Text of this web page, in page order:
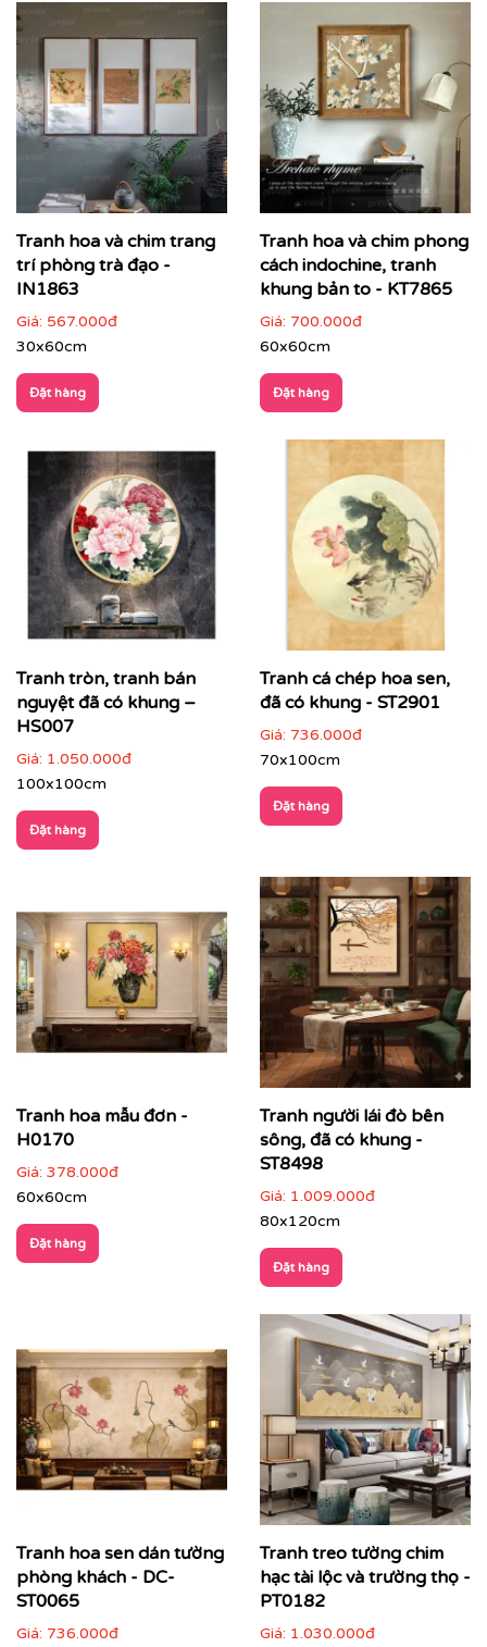
Tông màu trầm ấm
: Be, nâu, vàng nghệ, xám
khói… tạo cảm giác ấm cúng, dễ chịu.
Họa tiết tinh tế: hoa văn sen, rồng phượng, cảnh
làng quê, cây cối thanh nhã, mang đậm văn hóa Á
Đông.
Bố cục cân đối – tinh giản
: dễ dàng kết hợp với
nhiều phong cách nội thất từ cổ điển, bán cổ điển
Chất liệu mộc mạc nhưng tinh xảo: gợi nhớ không
gian Indochine xưa, nâng tầm gu thẩm mỹ cho
không gian sống và làm việc.
Tranh Indochine phù hợp với nhiều loại không gian:
: tạo điểm nhấn sang trọng, ấm áp, dễ
thu hút ánh nhìn ngay từ cửa ra vào.
Tranh hoa và chim trang
trí phòng trà đạo -
IN1863
Giá: 567.000đ
30x60cm
Đặt hàng
Tranh hoa và chim phong
cách indochine, tranh
khung bản to - KT7865
Giá: 700.000đ
60x60cm
Đặt hàng
Tranh tròn, tranh bán
nguyệt đã có khung –
HS007
Giá: 1.050.000đ
100x100cm
Đặt hàng
Tranh cá chép hoa sen,
đã có khung - ST2901
Giá: 736.000đ
70x100cm
Đặt hàng
Tranh hoa mẫu đơn -
H0170
Giá: 378.000đ
60x60cm
Đặt hàng
Tranh người lái đò bên
sông, đã có khung -
ST8498
Giá: 1.009.000đ
80x120cm
Đặt hàng
Tranh hoa sen dán tường
phòng khách - DC-
ST0065
Giá: 736.000đ
Tranh treo tường chim
hạc tài lộc và trường thọ -
PT0182
Giá: 1.030.000đ